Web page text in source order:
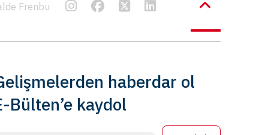
Frenbu
haberdar ol
Bülten’e kaydol